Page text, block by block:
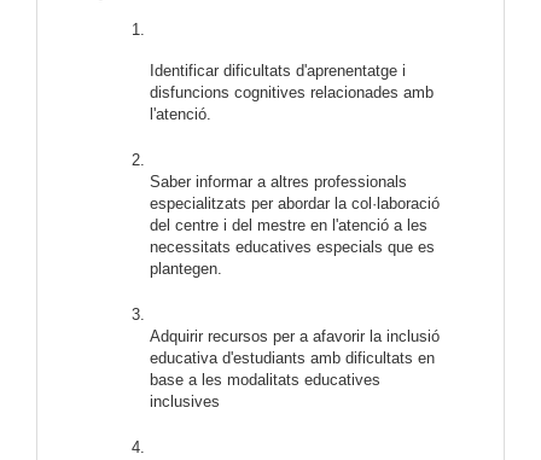
Identificar dificultats d'aprenentatge i
disfuncions cognitives relacionades amb
l'atenció.
Saber informar a altres professionals
especialitzats per abordar la col·laboració
del centre i del mestre en l'atenció a les
necessitats educatives especials que es
plantegen.
Adquirir recursos per a afavorir la inclusió
educativa d'estudiants amb dificultats en
base a les modalitats educatives
inclusives